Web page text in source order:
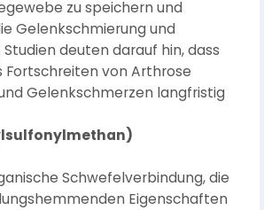
zu speichern und
Gelenkschmierung und
deuten darauf hin, dass
Fortschreiten von Arthrose
Gelenkschmerzen langfristig
Schwefelverbindung, die
Eigenschaften